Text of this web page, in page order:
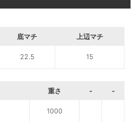
底マチ 上辺マチ
22.5 15
重さ - -
1000